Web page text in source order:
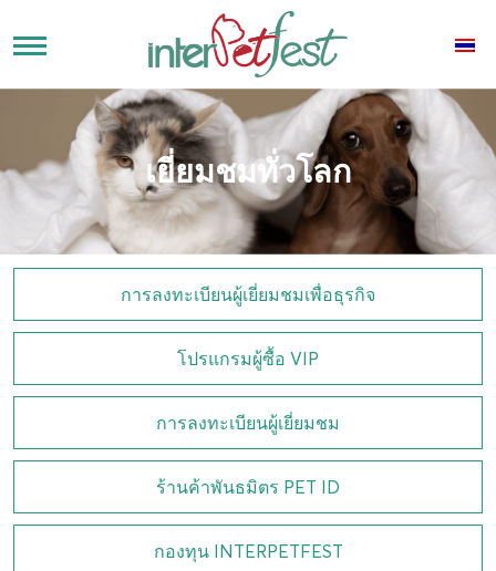
เยี่ยมชมทั่วโลก
การลงทะเบียนผู้เยี่ยมชมเพื่อธุรกิจ
โปรแกรมผู้ซื้อ VIP
การลงทะเบียนผู้เยี่ยมชม
ร้านค้าพันธมิตร PET ID
กองทุน INTERPETFEST